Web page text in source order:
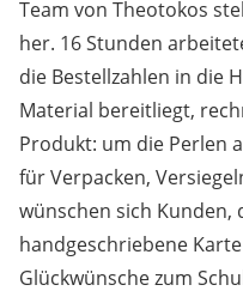
Team von Theotokos
her. 16 Stunden
die Bestellzahlen in die
Material bereitliegt,
Produkt: um die Perlen
für Verpacken,
wünschen sich Kunden,
handgeschriebene
Glückwünsche zum